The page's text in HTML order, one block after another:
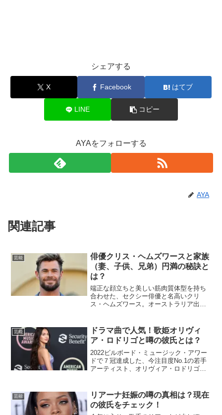
シェアする
X Facebook はてブ
LINE コピー
AYAをフォローする
AYA
関連記事
芸能
俳優クリス・ヘムズワースと家族
（妻、子供、兄弟）円満の秘訣と
は？
端正な顔立ちと美しい筋肉質体型を持ち
合わせた、セクシー俳優と名高いクリ
ス・ヘムズワース。オーストラリア出身
リアへ戻り、引き続き俳優として活躍し
ています。妻エルサとはおし...
芸能
ドラマ曲で人気！歌姫オリヴィ
ア・ロドリゴと噂の彼氏とは？
2022ビルボード・ミュージック・アワー
ドで７冠達成した、今注目度No.1の若手
アーティスト、オリヴィア・ロドリゴ。
ル」のニニ役で有名ですが、ここ最近は
歌手としての知名...
芸能
リアーナ妊娠の噂の真相は？現在
の彼氏をチェック！